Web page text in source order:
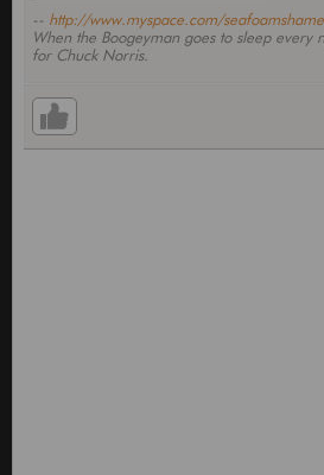
-- http://www.myspace.com/
When the Boogeyman goes to sleep every
for Chuck Norris.